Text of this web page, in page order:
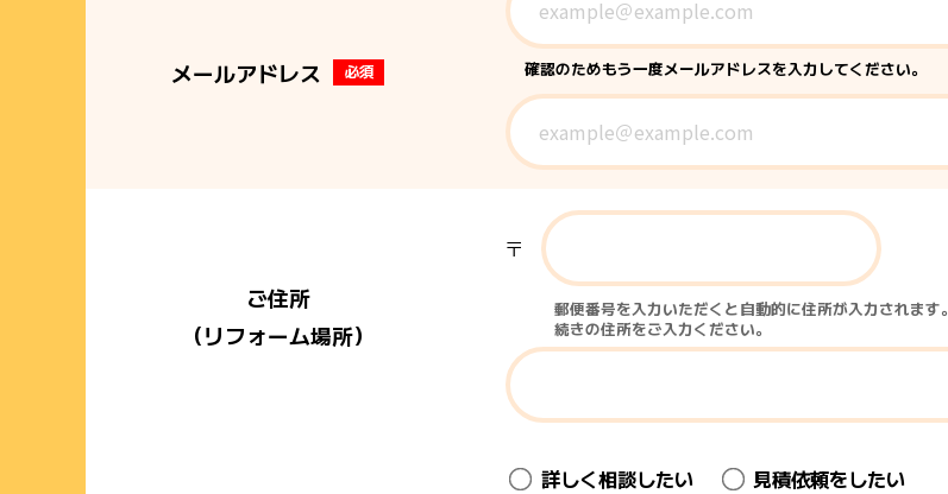
メールアドレス 必須 確認のためもう一度メールアドレスを入力してください。
ご住所
（リフォーム場所）
〒
郵便番号を入力いただくと自動的に住所が入力されます。
続きの住所をご入力ください。
詳しく相談したい
見積依頼をしたい